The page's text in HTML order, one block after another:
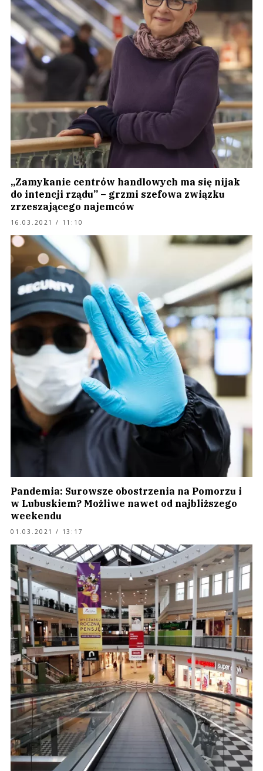
„Zamykanie centrów handlowych ma się nijak
do intencji rządu” – grzmi szefowa związku
zrzeszającego najemców
16.03.2021 / 11:10
Pandemia: Surowsze obostrzenia na Pomorzu i
w Lubuskiem? Możliwe nawet od najbliższego
weekendu
01.03.2021 / 13:17